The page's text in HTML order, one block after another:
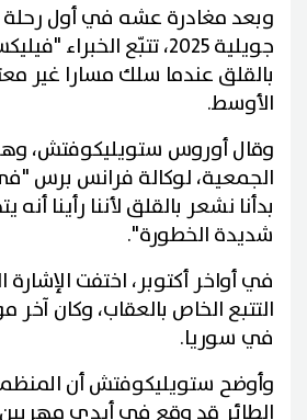
وبعد مغادرة عشه في أول
جويلية 2025، تتبّع
بالقلق عندما سلك مسارا غير
الأوسط.
وقال أوروس ستويليكوفتش،
الجمعية، لوكالة فرانس برس
بدأنا نشعر بالقلق لأننا رأينا
شديدة الخطورة".
في أواخر أكتوبر، اختفت
التتبع الخاص بالعقاب، وكان
في سوريا.
وأوضح ستويليكوفتش أن
الطائر قد وقع في أيدي